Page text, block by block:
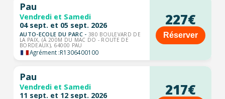
Pau
Vendredi et Samedi
04 sept. et 05 sept. 2026
AUTO-ECOLE DU PARC - 380 BOULEVARD DE
LA PAIX, (À 200M DU MAC DO - ROUTE DE
BORDEAUX), 64000 PAU
Agrément :R1306400100
227€
Réserver
Pau
Vendredi et Samedi
11 sept. et 12 sept. 2026
217€